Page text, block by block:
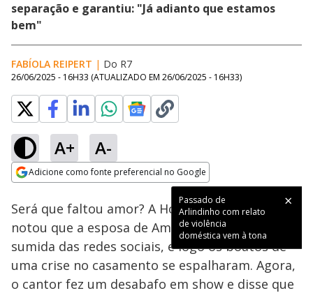
separação e garantiu: "Já adianto que estamos
bem"
FABÍOLA REIPERT | Do R7
26/06/2025 - 16H33 (ATUALIZADO EM 26/06/2025 - 16H33)
A+ A-
Adicione como fonte preferencial no Google
Passado de
Arlindinho com relato
de violência
doméstica vem à tona
Ativar
Loaded:
40.80%
Será que faltou amor? A Hora da Venenosa
notou que a esposa de Amado Batista estava
sumida das redes sociais, e logo os boatos de
uma crise no casamento se espalharam. Agora,
o cantor fez um desabafo em show e disse que